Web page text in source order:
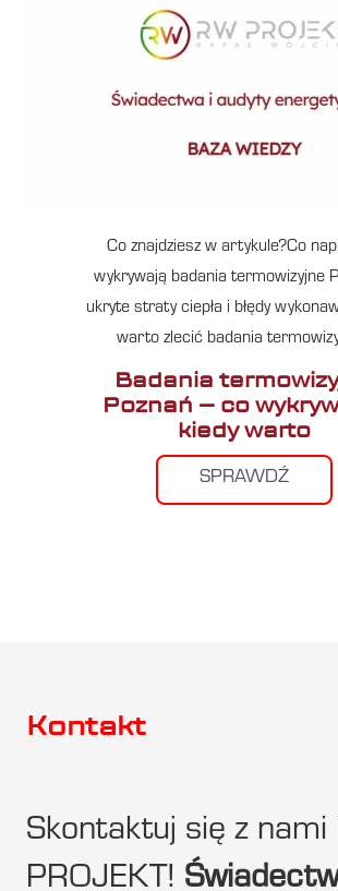
Co znajdziesz w artykule?Co
wykrywają badania termowizyjne
ukryte straty ciepła i błędy
warto zlecić badania
Badania
Poznań – co
kiedy warto
SPRAWDŹ
Kontakt
Skontaktuj się z nami
PROJEKT!